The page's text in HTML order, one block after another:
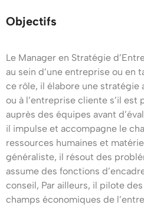
Objectifs
diplôme
de
Manager
en
Stratégie
d’Entreprise
Strasbourg
est
reconnu
au
niveau
Le Manager en Stratégie
au sein d’une entreprise ou en
ce rôle, il élabore une stratégie
ou à l’entreprise cliente s’il
auprès des équipes avant
il impulse et accompagne le
ressources humaines et
généraliste, il résout des
assume des fonctions
conseil, Par ailleurs, il pilote
champs économiques de